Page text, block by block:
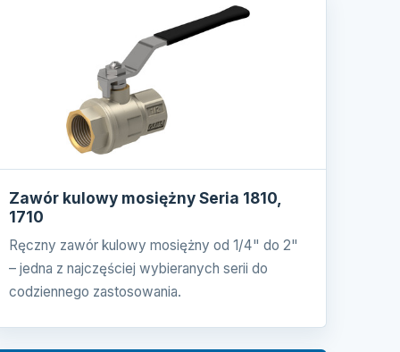
Zawór kulowy mosiężny Seria 1810,
1710
Ręczny zawór kulowy mosiężny od 1/4" do 2"
– jedna z najczęściej wybieranych serii do
codziennego zastosowania.